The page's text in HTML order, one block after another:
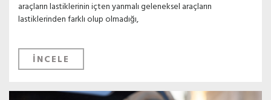
araçların lastiklerinin içten yanmalı geleneksel araçların
lastiklerinden farklı olup olmadığı,
İNCELE